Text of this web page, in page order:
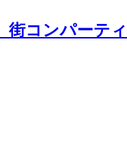
街コンパーテ